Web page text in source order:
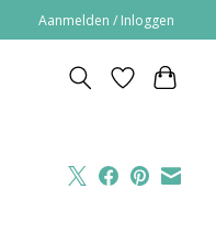
Aanmelden / Inloggen